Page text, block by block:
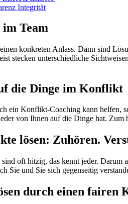
Team
konkreten Anlass. Dann sind
stecken unterschiedliche
die Dinge im Konflikt
ein Konflikt-Coaching kann helfen,
von Ihnen auf die Dinge hat. Zum
lösen: Zuhören.
oft hitzig, das kennt jeder. Darum
Sie und Sie sich gegenseitig
durch einen fairen